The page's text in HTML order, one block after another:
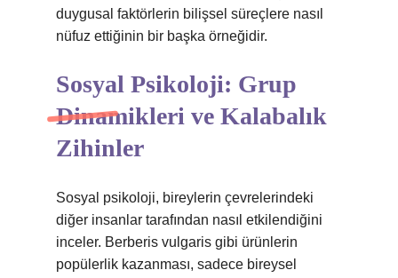
duygusal faktörlerin bilişsel süreçlere nasıl
nüfuz ettiğinin bir başka örneğidir.
Sosyal Psikoloji: Grup
Dinamikleri ve Kalabalık
Zihinler
Sosyal psikoloji, bireylerin çevrelerindeki
diğer insanlar tarafından nasıl etkilendiğini
inceler. Berberis vulgaris gibi ürünlerin
popülerlik kazanması, sadece bireysel